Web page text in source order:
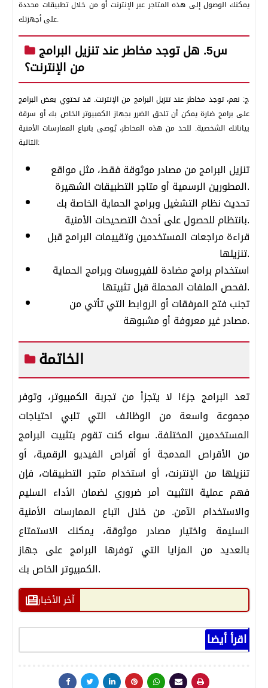
يمكنك الوصول إلى هذه المتاجر عبر الإنترنت أو من خلال تطبيقات محددة
على أجهزتك.
س5. هل توجد مخاطر عند تنزيل البرامج
من الإنترنت؟
ج: نعم، توجد مخاطر عند تنزيل البرامج من الإنترنت. قد تحتوي بعض البرامج
على برامج ضارة يمكن أن تلحق الضرر بجهاز الكمبيوتر الخاص بك أو سرقة
بياناتك الشخصية. للحد من هذه المخاطر، يُوصى باتباع الممارسات الأمنية
التالية:
تنزيل البرامج من مصادر موثوقة فقط، مثل مواقع
المطورين الرسمية أو متاجر التطبيقات الشهيرة.
تحديث نظام التشغيل وبرامج الحماية الخاصة بك
بانتظام للحصول على أحدث التصحيحات الأمنية.
قراءة مراجعات المستخدمين وتقييمات البرامج قبل
تنزيلها.
استخدام برامج مضادة للفيروسات وبرامج الحماية
لفحص الملفات المحملة قبل تثبيتها.
تجنب فتح المرفقات أو الروابط التي تأتي من
مصادر غير معروفة أو مشبوهة.
الخاتمة
تعد البرامج جزءًا لا يتجزأ من تجربة الكمبيوتر، وتوفر
مجموعة واسعة من الوظائف التي تلبي احتياجات
المستخدمين المختلفة. سواء كنت تقوم بتثبيت البرامج
من الأقراص المدمجة أو أقراص الفيديو الرقمية، أو
تنزيلها من الإنترنت، أو استخدام متجر التطبيقات، فإن
فهم عملية التثبيت أمر ضروري لضمان الأداء السليم
والاستخدام الآمن. من خلال اتباع الممارسات الأمنية
السليمة واختيار مصادر موثوقة، يمكنك الاستمتاع
بالعديد من المزايا التي توفرها البرامج على جهاز
الكمبيوتر الخاص بك.
آخر الأخبار
اقرأ أيضا